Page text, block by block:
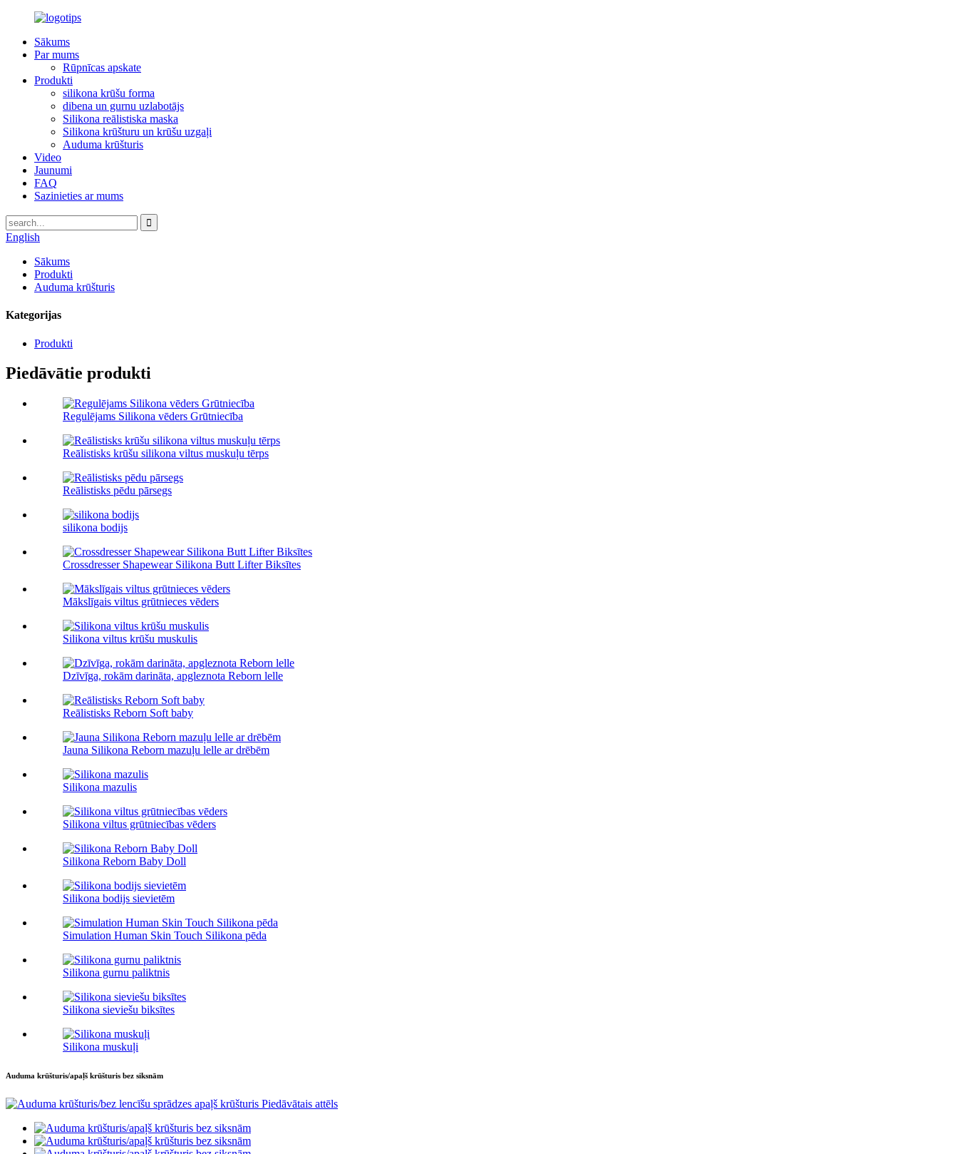
Sākums
Par mums
Rūpnīcas apskate
Produkti
silikona krūšu forma
dibena un gurnu uzlabotājs
Silikona reālistiska maska
Silikona krūšturu un krūšu uzgaļi
Auduma krūšturis
Video
Jaunumi
FAQ
Sazinieties ar mums
English
Sākums
Produkti
Auduma krūšturis
Kategorijas
Produkti
Piedāvātie produkti
Regulējams Silikona vēders Grūtniecība
Reālistisks krūšu silikona viltus muskuļu tērps
Reālistisks pēdu pārsegs
silikona bodijs
Crossdresser Shapewear Silikona Butt Lifter Biksītes
Mākslīgais viltus grūtnieces vēders
Silikona viltus krūšu muskulis
Dzīvīga, rokām darināta, apgleznota Reborn lelle
Reālistisks Reborn Soft baby
Jauna Silikona Reborn mazuļu lelle ar drēbēm
Silikona mazulis
Silikona viltus grūtniecības vēders
Silikona Reborn Baby Doll
Silikona bodijs sievietēm
Simulation Human Skin Touch Silikona pēda
Silikona gurnu paliktnis
Silikona sieviešu biksītes
Silikona muskuļi
Auduma krūšturis/apaļš krūšturis bez siksnām